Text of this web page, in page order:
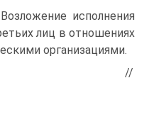
исполнения
лиц в отношениях
организациями.
//